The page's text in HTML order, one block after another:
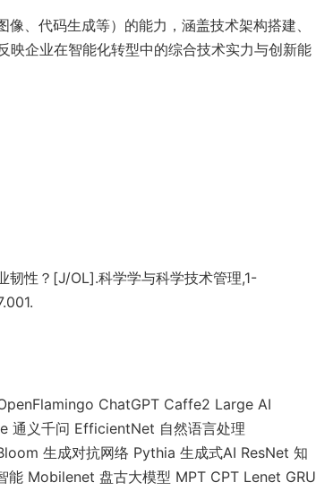
、代码生成等）的能力，涵盖技术架构搭建、
映企业在智能化转型中的综合技术实力与创新能
韧性？[J/OL].科学学与科学技术管理,1-
ChatGPT Caffe2 Large AI
通义千问 EfficientNet 自然语言处理
生成对抗网络 Pythia 生成式AI ResNet 知
Mobilenet 盘古大模型 MPT CPT Lenet GRU